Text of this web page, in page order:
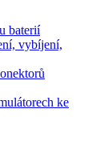
baterií
vybíjení,
ke